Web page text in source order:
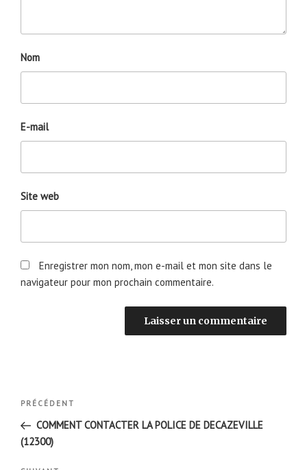
Nom
E-mail
Site web
Enregistrer mon nom, mon e-mail et mon site dans le
navigateur pour mon prochain commentaire.
Navigation
l’article
Article
précédent
PRÉCÉDENT
COMMENT CONTACTER LA POLICE DE DECAZEVILLE
(12300)